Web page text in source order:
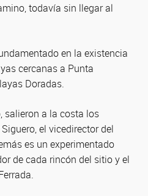
todavía sin llegar al
en la existencia
cercanas a Punta
Doradas.
salieron a la costa los
el vicedirector del
es un experimentado
de cada rincón del sitio y el